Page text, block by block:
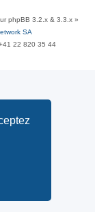
phpBB 3.2.x & 3.3.x »
SA
22 820 35 44